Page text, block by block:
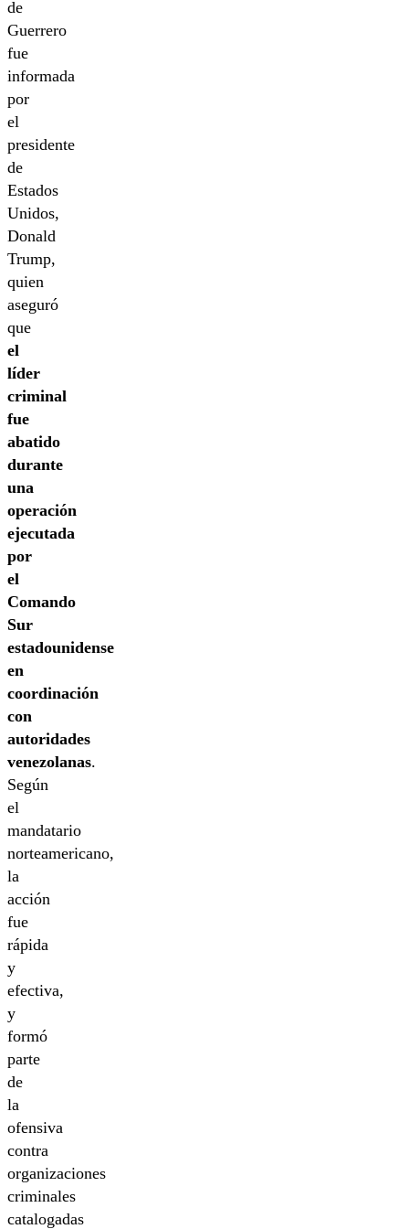
de
Guerrero
fue
informada
por
el
presidente
de
Estados
Unidos,
Donald
Trump,
quien
aseguró
que
el
líder
criminal
fue
abatido
durante
una
operación
ejecutada
por
el
Comando
Sur
estadounidense
en
coordinación
con
autoridades
venezolanas.
Según
el
mandatario
norteamericano,
la
acción
fue
rápida
y
efectiva,
y
formó
parte
de
la
ofensiva
contra
organizaciones
criminales
catalogadas